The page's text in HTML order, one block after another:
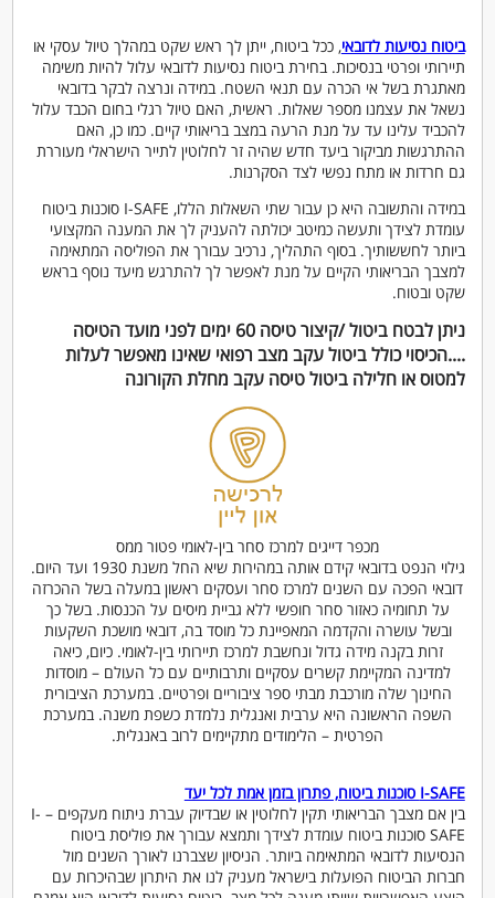
ביטוח נסיעות לדובאי, ככל ביטוח, ייתן לך ראש שקט במהלך טיול עסקי או
תיירותי ופרטי בנסיכות. בחירת ביטוח נסיעות לדובאי עלול להיות משימה
מאתגרת בשל אי הכרה עם תנאי השטח. במידה ונרצה לבקר בדובאי
נשאל את עצמנו מספר שאלות. ראשית, האם טיול רגלי בחום הכבד עלול
להכביד עלינו עד על מנת הרעה במצב בריאותי קיים. כמו כן, האם
ההתרגשות מביקור ביעד חדש שהיה זר לחלוטין לתייר הישראלי מעוררת
גם חרדות או מתח נפשי לצד הסקרנות.
במידה והתשובה היא כן עבור שתי השאלות הללו, I-SAFE סוכנות ביטוח
עומדת לצידך ותעשה כמיטב יכולתה להעניק לך את המענה המקצועי
ביותר לחששותיך. בסוף התהליך, נרכיב עבורך את הפוליסה המתאימה
למצבך הבריאותי הקיים על מנת לאפשר לך להתרגש מיעד נוסף בראש
שקט ובטוח.
ניתן לבטח ביטול /קיצור טיסה 60 ימים לפני מועד הטיסה
....הכיסוי כולל ביטול עקב מצב רפואי שאינו מאפשר לעלות
למטוס או חלילה ביטול טיסה עקב מחלת הקורונה
מכפר דייגים למרכז סחר בין-לאומי פטור ממס
גילוי הנפט בדובאי קידם אותה במהירות שיא החל משנת 1930 ועד היום.
דובאי הפכה עם השנים למרכז סחר ועסקים ראשון במעלה בשל ההכרזה
על תחומיה כאזור סחר חופשי ללא גביית מיסים על הכנסות. בשל כך
ובשל עושרה והקדמה המאפיינת כל מוסד בה, דובאי מושכת השקעות
זרות בקנה מידה גדול ונחשבת למרכז תיירותי בין-לאומי. כיום, כיאה
למדינה המקיימת קשרים עסקיים ותרבותיים עם כל העולם – מוסדות
החינוך שלה מורכבת מבתי ספר ציבוריים ופרטיים. במערכת הציבורית
השפה הראשונה היא ערבית ואנגלית נלמדת כשפת משנה. במערכת
הפרטית – הלימודים מתקיימים לרוב באנגלית.
I-SAFE סוכנות ביטוח, פתרון בזמן אמת לכל יעד
בין אם מצבך הבריאותי תקין לחלוטין או שבדיוק עברת ניתוח מעקפים – I-
SAFE סוכנות ביטוח עומדת לצידך ותמצא עבורך את פוליסת ביטוח
הנסיעות לדובאי המתאימה ביותר. הניסיון שצברנו לאורך השנים מול
חברות הביטוח הפועלות בישראל מעניק לנו את היתרון שבהיכרות עם